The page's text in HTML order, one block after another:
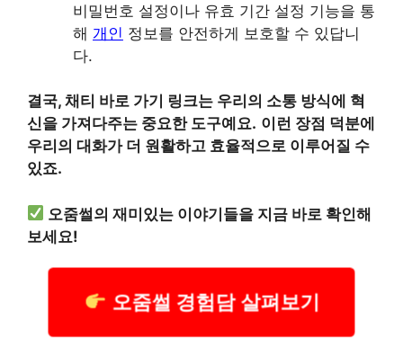
비밀번호 설정이나 유효 기간 설정 기능을 통
해 개인 정보를 안전하게 보호할 수 있답니
다.
결국, 채티 바로 가기 링크는 우리의 소통 방식에 혁
신을 가져다주는 중요한 도구예요. 이런 장점 덕분에
우리의 대화가 더 원활하고 효율적으로 이루어질 수
있죠.
오줌썰의 재미있는 이야기들을 지금 바로 확인해
보세요!
오줌썰 경험담 살펴보기